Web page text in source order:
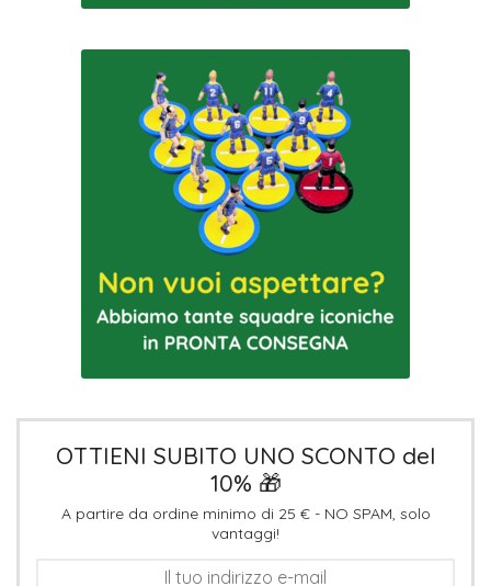
OTTIENI SUBITO UNO SCONTO del
10% 🎁
A partire da ordine minimo di 25 € - NO SPAM, solo
vantaggi!